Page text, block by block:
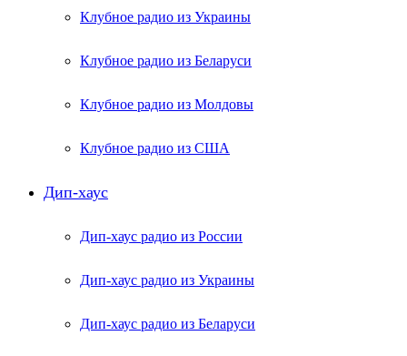
Клубное радио из Украины
Клубное радио из Беларуси
Клубное радио из Молдовы
Клубное радио из США
Дип-хаус
Дип-хаус радио из России
Дип-хаус радио из Украины
Дип-хаус радио из Беларуси